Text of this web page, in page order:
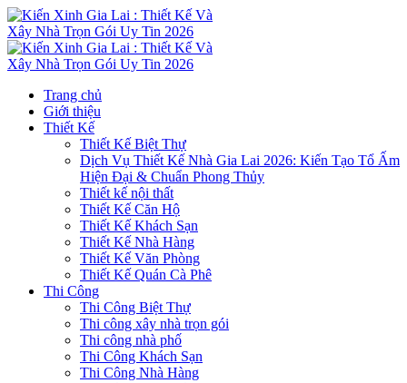
Trang chủ
Giới thiệu
Thiết Kế
Thiết Kế Biệt Thự
Dịch Vụ Thiết Kế Nhà Gia Lai 2026: Kiến Tạo Tổ Ấm
Hiện Đại & Chuẩn Phong Thủy
Thiết kế nội thất
Thiết Kế Căn Hộ
Thiết Kế Khách Sạn
Thiết Kế Nhà Hàng
Thiết Kế Văn Phòng
Thiết Kế Quán Cà Phê
Thi Công
Thi Công Biệt Thự
Thi công xây nhà trọn gói
Thi công nhà phố
Thi Công Khách Sạn
Thi Công Nhà Hàng